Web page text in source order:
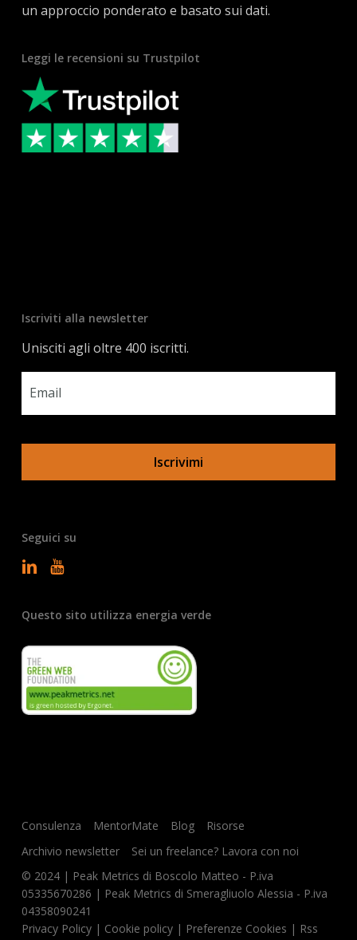
un approccio ponderato e basato sui dati.
Leggi le recensioni su Trustpilot
Iscriviti alla newsletter
Unisciti agli oltre 400 iscritti.
Email
Seguici su
Questo sito utilizza energia verde
Consulenza MentorMate Blog
Risorse
Archivio newsletter
Sei un freelance? Lavora con noi
© 2024 | Peak Metrics di Boscolo Matteo - P.iva
05335670286 | Peak Metrics di Smeragliuolo Alessia - P.iva
04358090241
Privacy Policy| Cookie policy| Preferenze Cookies | Rss